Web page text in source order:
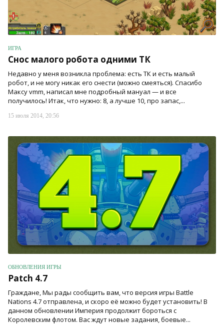
ИГРА
Снос малого робота одними ТК
Недавно у меня возникла проблема: есть ТК и есть малый
робот, и не могу никак его снести (можно смеяться). Спасибо
Максу vmm, написал мне подробный мануал — и все
получилось! Итак, что нужно: 8, а лучше 10, про запас,...
15 июля 2014, 20:56
ОБНОВЛЕНИЯ ИГРЫ
Patch 4.7
Граждане, Мы рады сообщить вам, что версия игры Battle
Nations 4.7 отправлена, и скоро её можно будет установить! В
данном обновлении Империя продолжит бороться с
Королевским флотом. Вас ждут новые задания, боевые...